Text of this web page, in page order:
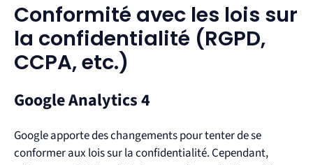
Conformité avec les lois sur
la confidentialité (RGPD,
CCPA, etc.)
Google Analytics 4
Google apporte des changements pour tenter de se
conformer aux lois sur la confidentialité. Cependant,